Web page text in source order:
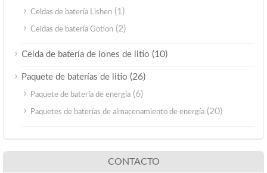
Celdas de batería Lishen (1)
Celdas de batería Gotion (2)
Celda de batería de iones de litio (10)
Paquete de baterías de litio (26)
Paquete de batería de energía (6)
Paquetes de baterías de almacenamiento de energía (20)
CONTACTO